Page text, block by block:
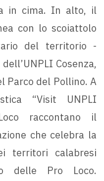
in cima. In alto, il
con lo scoiattolo
del territorio -
Cosenza,
Parco del Pollino. A
“Visit UNPLI
raccontano il
che celebra la
territori calabresi
delle Pro Loco.